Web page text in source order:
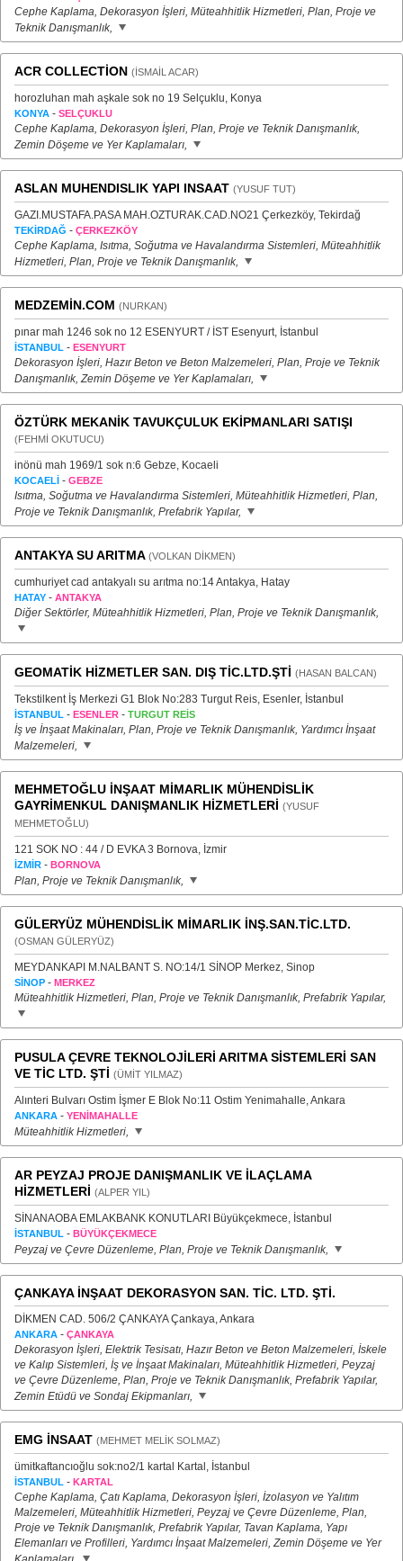
Cephe Kaplama, Dekorasyon İşleri, Müteahhitlik Hizmetleri, Plan, Proje ve
Teknik Danışmanlık,
ACR COLLECTİON (İSMAİL ACAR)
horozluhan mah aşkale sok no 19 Selçuklu, Konya
KONYA - SELÇUKLU
Cephe Kaplama, Dekorasyon İşleri, Plan, Proje ve Teknik Danışmanlık,
Zemin Döşeme ve Yer Kaplamaları,
ASLAN MUHENDISLIK YAPI INSAAT (YUSUF TUT)
GAZI.MUSTAFA.PASA MAH.OZTURAK.CAD.NO21 Çerkezköy, Tekirdağ
TEKİRDAĞ - ÇERKEZKÖY
Cephe Kaplama, Isıtma, Soğutma ve Havalandırma Sistemleri, Müteahhitlik
Hizmetleri, Plan, Proje ve Teknik Danışmanlık,
MEDZEMİN.COM (NURKAN)
pınar mah 1246 sok no 12 ESENYURT / İST Esenyurt, İstanbul
İSTANBUL - ESENYURT
Dekorasyon İşleri, Hazır Beton ve Beton Malzemeleri, Plan, Proje ve Teknik
Danışmanlık, Zemin Döşeme ve Yer Kaplamaları,
ÖZTÜRK MEKANİK TAVUKÇULUK EKİPMANLARI SATIŞI
(FEHMİ OKUTUCU)
inönü mah 1969/1 sok n:6 Gebze, Kocaeli
KOCAELİ - GEBZE
Isıtma, Soğutma ve Havalandırma Sistemleri, Müteahhitlik Hizmetleri, Plan,
Proje ve Teknik Danışmanlık, Prefabrik Yapılar,
ANTAKYA SU ARITMA (VOLKAN DİKMEN)
cumhuriyet cad antakyalı su arıtma no:14 Antakya, Hatay
HATAY - ANTAKYA
Diğer Sektörler, Müteahhitlik Hizmetleri, Plan, Proje ve Teknik Danışmanlık,
GEOMATİK HİZMETLER SAN. DIŞ TİC.LTD.ŞTİ (HASAN BALCAN)
Tekstilkent İş Merkezi G1 Blok No:283 Turgut Reis, Esenler, İstanbul
İSTANBUL - ESENLER - TURGUT REİS
İş ve İnşaat Makinaları, Plan, Proje ve Teknik Danışmanlık, Yardımcı İnşaat
Malzemeleri,
MEHMETOĞLU İNŞAAT MİMARLIK MÜHENDİSLİK
GAYRİMENKUL DANIŞMANLIK HİZMETLERİ (YUSUF
MEHMETOĞLU)
121 SOK NO : 44 / D EVKA 3 Bornova, İzmir
İZMİR - BORNOVA
Plan, Proje ve Teknik Danışmanlık,
GÜLERYÜZ MÜHENDİSLİK MİMARLIK İNŞ.SAN.TİC.LTD.
(OSMAN GÜLERYÜZ)
MEYDANKAPI M.NALBANT S. NO:14/1 SİNOP Merkez, Sinop
SİNOP - MERKEZ
Müteahhitlik Hizmetleri, Plan, Proje ve Teknik Danışmanlık, Prefabrik Yapılar,
PUSULA ÇEVRE TEKNOLOJİLERİ ARITMA SİSTEMLERİ SAN
VE TİC LTD. ŞTİ (ÜMİT YILMAZ)
Alınteri Bulvarı Ostim İşmer E Blok No:11 Ostim Yenimahalle, Ankara
ANKARA - YENİMAHALLE
Müteahhitlik Hizmetleri,
AR PEYZAJ PROJE DANIŞMANLIK VE İLAÇLAMA
HİZMETLERİ (ALPER YIL)
SİNANAOBA EMLAKBANK KONUTLARI Büyükçekmece, İstanbul
İSTANBUL - BÜYÜKÇEKMECE
Peyzaj ve Çevre Düzenleme, Plan, Proje ve Teknik Danışmanlık,
ÇANKAYA İNŞAAT DEKORASYON SAN. TİC. LTD. ŞTİ.
DİKMEN CAD. 506/2 ÇANKAYA Çankaya, Ankara
ANKARA - ÇANKAYA
Dekorasyon İşleri, Elektrik Tesisatı, Hazır Beton ve Beton Malzemeleri, İskele
ve Kalıp Sistemleri, İş ve İnşaat Makinaları, Müteahhitlik Hizmetleri, Peyzaj
ve Çevre Düzenleme, Plan, Proje ve Teknik Danışmanlık, Prefabrik Yapılar,
Zemin Etüdü ve Sondaj Ekipmanları,
EMG İNSAAT (MEHMET MELİK SOLMAZ)
ümitkaftancıoğlu sok:no2/1 kartal Kartal, İstanbul
İSTANBUL - KARTAL
Cephe Kaplama, Çatı Kaplama, Dekorasyon İşleri, İzolasyon ve Yalıtım
Malzemeleri, Müteahhitlik Hizmetleri, Peyzaj ve Çevre Düzenleme, Plan,
Proje ve Teknik Danışmanlık, Prefabrik Yapılar, Tavan Kaplama, Yapı
Elemanları ve Profilleri, Yardımcı İnşaat Malzemeleri, Zemin Döşeme ve Yer